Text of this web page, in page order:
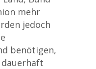
mehr
jedoch
benötigen,